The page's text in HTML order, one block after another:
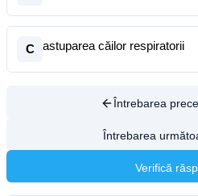
C astuparea căilor respiratorii
Întrebarea
Întrebarea
Verifică